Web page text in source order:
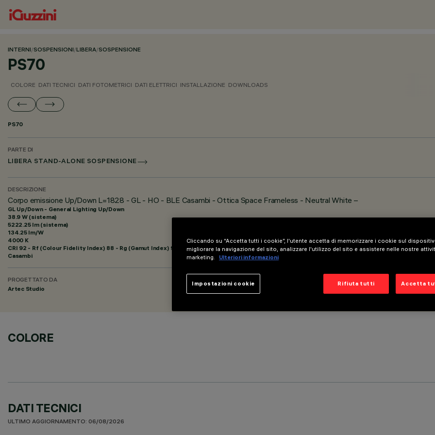
INTERNI/SOSPENSIONI/LIBERA/SOSPENSIONE
PS70
COLORE DATI TECNICI DATI FOTOMETRICI DATI ELETTRICI INSTALLAZIONE DOWNLOADS
PS70
PARTE DI
LIBERA STAND-ALONE SOSPENSIONE
DESCRIZIONE
Corpo emissione Up/Down L=1828 - GL - HO - BLE Casambi - Ottica Space Frameless - Neutral White –
GL Up/Down - General Lighting Up/Down
38.9 W (sistema)
5222.25 lm (sistema)
134.25 lm/W
4000 K
CRI 92 - Rf (Colour Fidelity Index) 88 - Rg (Gamut Index) 95
Casambi
PROGETTATO DA
Artec Studio
COLORE
DATI TECNICI
ULTIMO AGGIORNAMENTO: 06/08/2026
Cliccando su “Accetta tutti i cookie”, l'utente accetta di memorizzare i cookie sul
migliorare la navigazione del sito, analizzare l'utilizzo del sito e assistere nelle nostre
marketing.
Ulteriori informazioni
Rifiuta tutti Accetta
Impostazioni cookie